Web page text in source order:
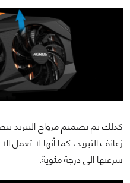
كذلك تم تصميم مرواح التبريد
زعانف التبريد، كما أنها لا
سرعتها الى درجة مئوية.